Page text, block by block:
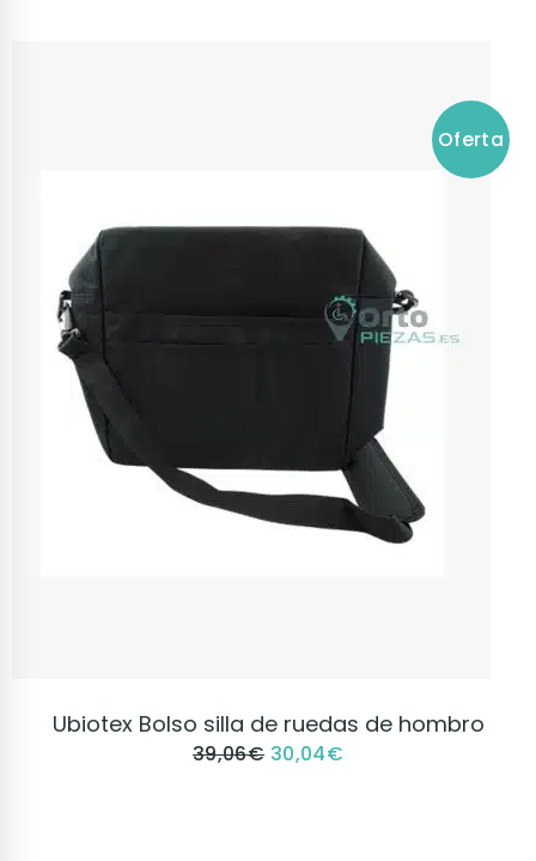
Oferta
VER PRODUCTO
Ubiotex Bolso silla de ruedas de hombro
39,06€ 30,04€